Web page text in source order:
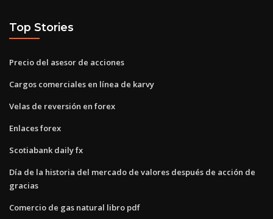
Top Stories
Precio del asesor de acciones
Cargos comerciales en línea de karvy
Velas de reversión en forex
Enlaces forex
Scotiabank daily fx
Día de la historia del mercado de valores después de acción de
gracias
Comercio de gas natural libro pdf